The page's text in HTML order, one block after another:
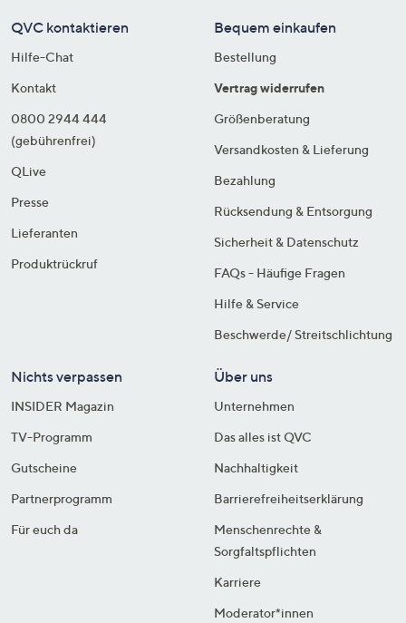
QVC kontaktieren
Hilfe-Chat
Kontakt
0800 2944 444
(gebührenfrei)
QLive
Presse
Lieferanten
Produktrückruf
Bequem einkaufen
Bestellung
Vertrag widerrufen
Größenberatung
Versandkosten & Lieferung
Bezahlung
Rücksendung & Entsorgung
Sicherheit & Datenschutz
FAQs - Häufige Fragen
Hilfe & Service
Beschwerde/ Streitschlichtung
Nichts verpassen
INSIDER Magazin
TV-Programm
Gutscheine
Partnerprogramm
Für euch da
Über uns
Unternehmen
Das alles ist QVC
Nachhaltigkeit
Barrierefreiheitserklärung
Menschenrechte &
Sorgfaltspflichten
Karriere
Moderator*innen